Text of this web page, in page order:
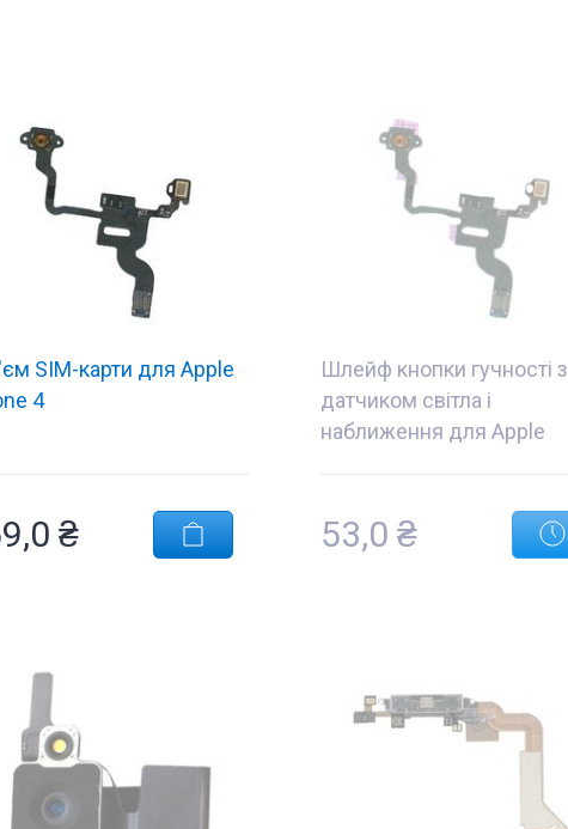
SIM-карти для Apple
4
₴
Шлейф кнопки гучності з
датчиком світла і
наближення для Apple
53,0 ₴